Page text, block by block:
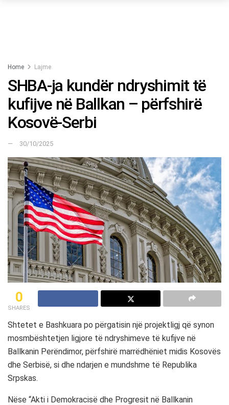
Home Lajme
SHBA-ja kundër ndryshimit të
kufijve në Ballkan – përfshirë
Kosovë-Serbi
30/10/2025
0
SHARES
Shtetet e Bashkuara po përgatisin një projektligj që synon
mosmbështetjen ligjore të ndryshimeve të kufijve në
Ballkanin Perëndimor, përfshirë marrëdhëniet midis Kosovës
dhe Serbisë, si dhe ndarjen e mundshme të Republika
Srpskas.
Nëse “Akti i Demokracisë dhe Progresit në Ballkanin